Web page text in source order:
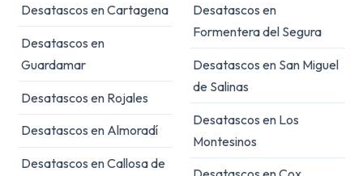
Desatascos en Cartagena
Desatascos en
Guardamar
Desatascos en Rojales
Desatascos en Almoradí
Desatascos en Callosa de
Desatascos en
Formentera del Segura
Desatascos en San Miguel
de Salinas
Desatascos en Los
Montesinos